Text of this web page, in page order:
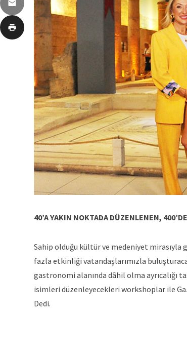
40’A YAKIN NOKTADA DÜZENLENEN,
Sahip olduğu kültür ve medeniyet mirasıyla
fazla etkinliği vatandaşlarımızla
gastronomi alanında dâhil olma ayrıcalığı
isimleri düzenleyecekleri workshoplar ile
Dedi.